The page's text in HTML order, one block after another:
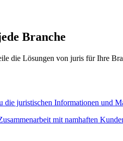
Branche
die Lösungen von juris für Ihre
die juristischen Informationen und
mit namhaften